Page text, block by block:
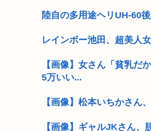
陸自の多用途ヘリUH-60
レインボー池田、超美人
【画像】女さん「貧乳だ
5万いい...
【画像】松本いちかさん
【画像】ギャルJKさん、